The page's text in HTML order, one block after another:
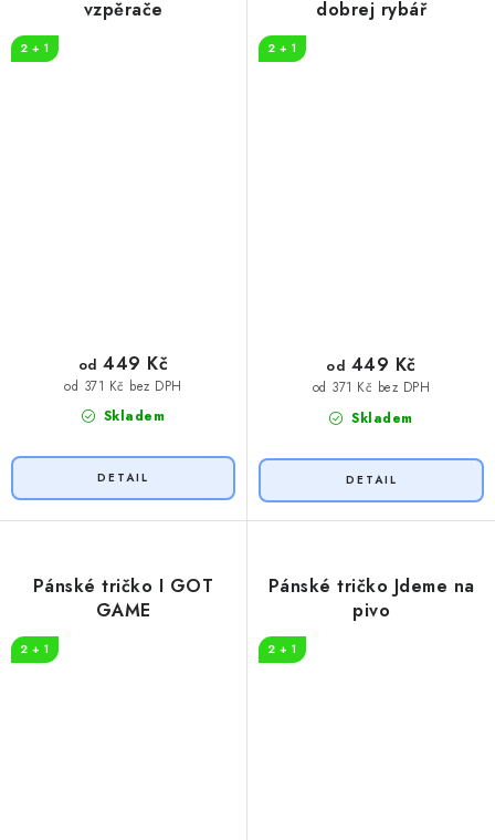
vzpěrače
2 + 1
Skladem
od 371 Kč bez DPH
od 449 Kč
dobrej rybář
2 + 1
Skladem
od 371 Kč bez DPH
od 449 Kč
Pánské tričko I GOT
GAME
2 + 1
Pánské tričko Jdeme na
pivo
2 + 1